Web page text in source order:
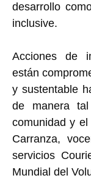
desarrollo
inclusive.
Acciones de
están
y sustentable
de manera
comunidad y el
Carranza,
servicios
Mundial del